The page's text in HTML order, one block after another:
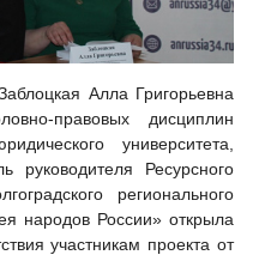
Алла Григорьевна
правовых дисциплин
университета,
руководителя Ресурсного
регионального
народов России» открыла
участникам проекта от